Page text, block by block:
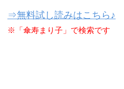
⇒無料試し読みはこちら♪
※「傘寿まり子」で検索です